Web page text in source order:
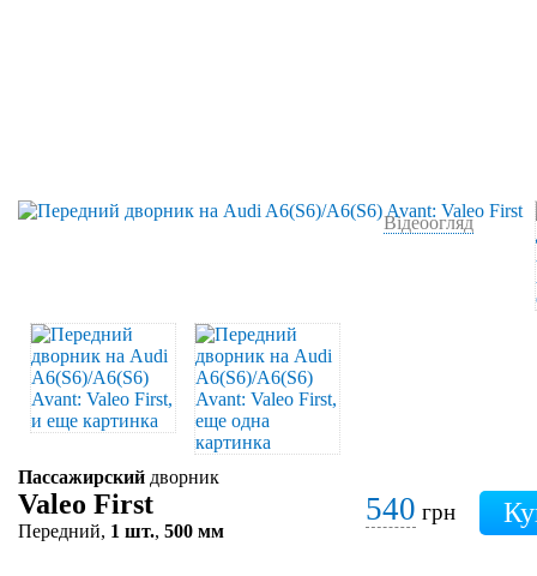
Відеоогляд
Пассажирский дворник
Valeo First
Передний, 1 шт., 500 мм
540 грн